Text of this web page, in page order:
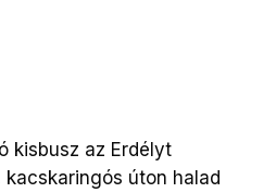
kisbusz az Erdélyt
úton halad